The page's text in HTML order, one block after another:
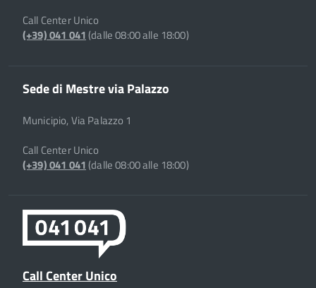
Call Center Unico
(+39) 041 041(dalle 08:00 alle 18:00)
Sede di Mestre via Palazzo
Municipio, Via Palazzo 1
Call Center Unico
(+39) 041 041(dalle 08:00 alle 18:00)
Call Center Unico